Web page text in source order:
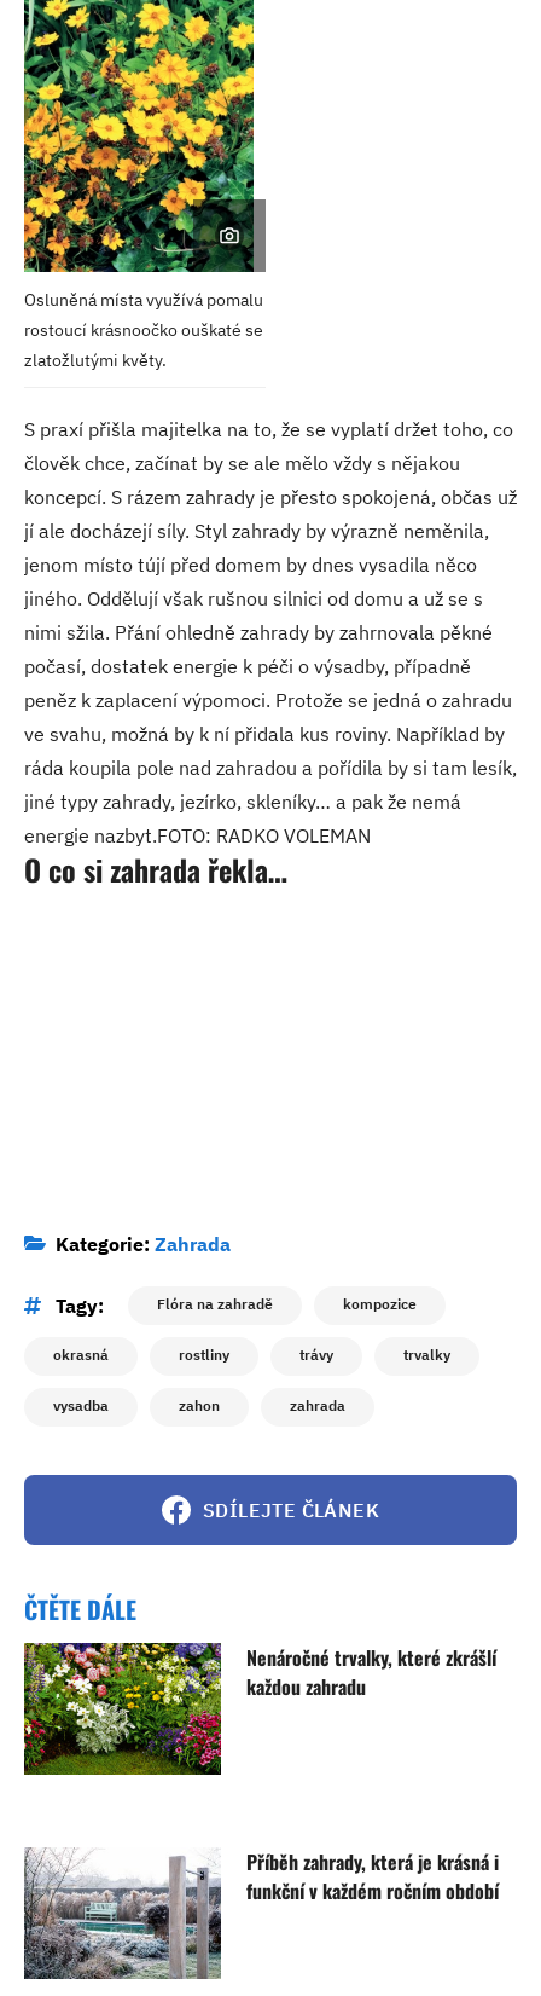
Osluněná místa využívá pomalu
rostoucí krásnoočko ouškaté se
zlatožlutými květy.
S praxí přišla majitelka na to, že se vyplatí držet toho, co
člověk chce, začínat by se ale mělo vždy s nějakou
koncepcí. S rázem zahrady je přesto spokojená, občas už
jí ale docházejí síly. Styl zahrady by výrazně neměnila,
jenom místo tújí před domem by dnes vysadila něco
jiného. Oddělují však rušnou silnici od domu a už se s
nimi sžila. Přání ohledně zahrady by zahrnovala pěkné
počasí, dostatek energie k péči o výsadby, případně
peněz k zaplacení výpomoci. Protože se jedná o zahradu
ve svahu, možná by k ní přidala kus roviny. Například by
ráda koupila pole nad zahradou a pořídila by si tam lesík,
jiné typy zahrady, jezírko, skleníky… a pak že nemá
energie nazbyt.FOTO: RADKO VOLEMAN
O co si zahrada řekla…
Kategorie: Zahrada
Tagy: Flóra na zahradě kompozice
okrasná rostliny trávy trvalky
vysadba zahon zahrada
SDÍLEJTE ČLÁNEK
ČTĚTE DÁLE
Nenáročné trvalky, které zkrášlí
každou zahradu
Příběh zahrady, která je krásná i
funkční v každém ročním období